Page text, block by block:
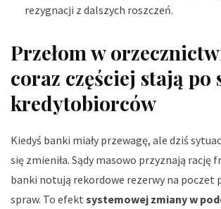
rezygnacji z dalszych roszczeń.
Przełom w
coraz częściej stają po
kredytobiorców
Kiedyś banki miały przewagę, ale dziś
się zmieniła. Sądy masowo przyznają rację
banki notują rekordowe rezerwy na poczet
spraw. To efekt systemowej zmiany w